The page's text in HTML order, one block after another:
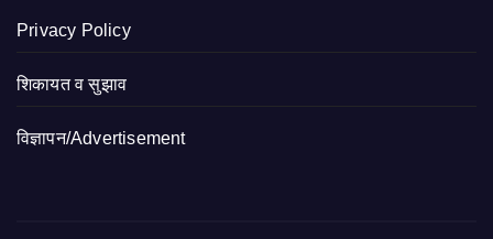
Privacy Policy
शिकायत व सुझाव
विज्ञापन/Advertisement